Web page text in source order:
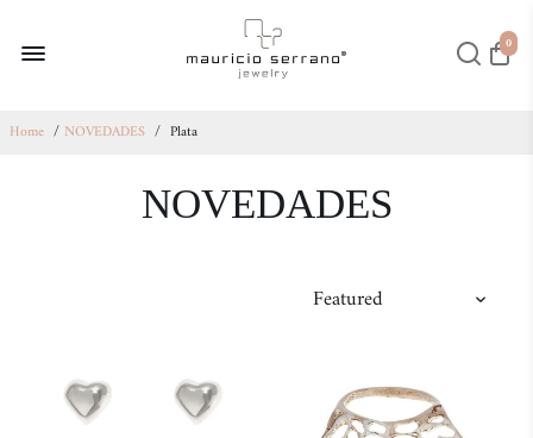
0
Home / NOVEDADES / Plata
NOVEDADES